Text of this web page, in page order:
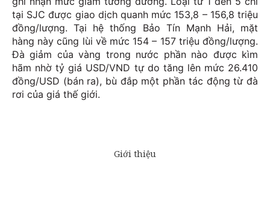
tại SJC được giao dịch quanh mức 153,8 – 156,8 triệu
đồng/lượng. Tại hệ thống Bảo Tín Mạnh Hải, mặt
hàng này cũng lùi về mức 154 – 157 triệu đồng/lượng.
Đà giảm của vàng trong nước phần nào được kìm
hãm nhờ tỷ giá USD/VND tự do tăng lên mức 26.410
đồng/USD (bán ra), bù đắp một phần tác động từ đà
rơi của giá thế giới.